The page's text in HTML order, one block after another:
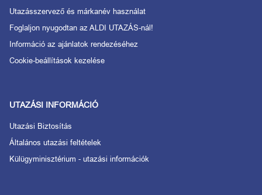
Utazásszervező és márkanév használat
Foglaljon nyugodtan az ALDI UTAZÁS-nál!
Információ az ajánlatok rendezéséhez
Cookie-beállítások kezelése
UTAZÁSI INFORMÁCIÓ
Utazási Biztosítás
Általános utazási feltételek
Külügyminisztérium - utazási információk